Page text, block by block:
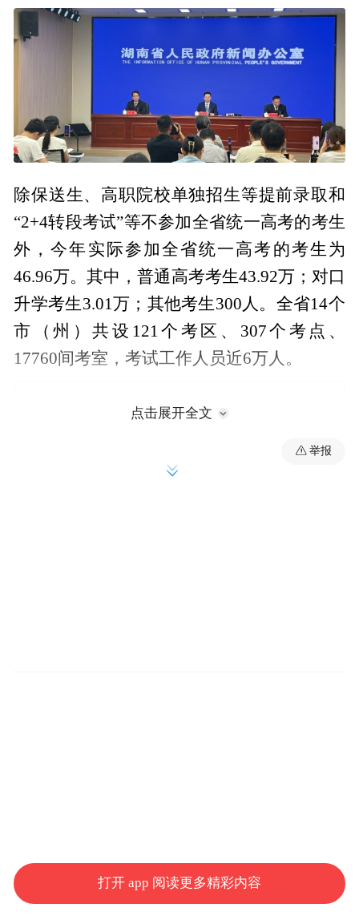
除保送生、高职院校单独招生等提前录取和
“2+4转段考试”等不参加全省统一高考的考生
外，今年实际参加全省统一高考的考生为
46.96万。其中，普通高考考生43.92万；对口
升学考生3.01万；其他考生300人。全省14个
市（州）共设121个考区、307个考点、
17760间考室，考试工作人员近6万人。
点击展开全文
举报
打开 app 阅读更多精彩内容